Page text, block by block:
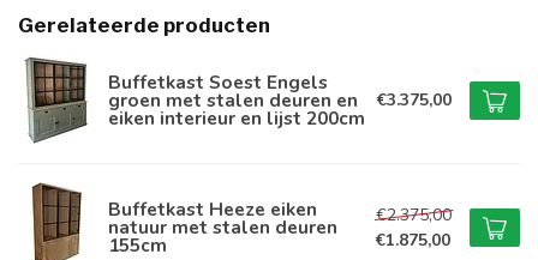
Gerelateerde producten
Buffetkast Soest Engels
groen met stalen deuren en
eiken interieur en lijst 200cm
€3.375,00
Buffetkast Heeze eiken
natuur met stalen deuren
155cm
€2.375,00
€1.875,00